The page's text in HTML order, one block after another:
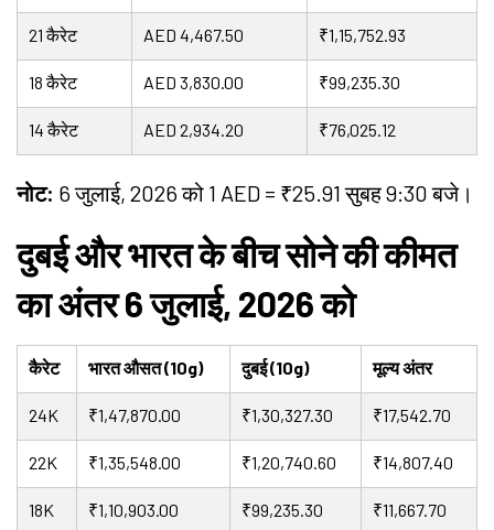
21 कैरेट AED 4,467.50 ₹1,15,752.93
18 कैरेट AED 3,830.00 ₹99,235.30
14 कैरेट AED 2,934.20 ₹76,025.12
नोट: 6 जुलाई, 2026 को 1 AED = ₹25.91 सुबह 9:30 बजे।
दुबई और भारत के बीच सोने की कीमत
का अंतर 6 जुलाई, 2026 को
कैरेट भारत औसत (10g) दुबई (10g) मूल्य अंतर
24K ₹1,47,870.00 ₹1,30,327.30 ₹17,542.70
22K ₹1,35,548.00 ₹1,20,740.60 ₹14,807.40
18K ₹1,10,903.00 ₹99,235.30 ₹11,667.70